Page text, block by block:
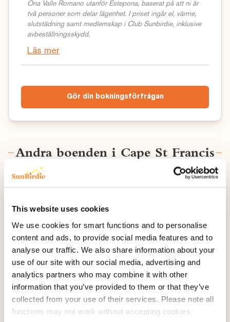
This website uses cookies
We use cookies for smart functions and to personalise
content and ads, to provide social media features and to
analyse our traffic. We also share information about your
use of our site with our social media, advertising and
analytics partners who may combine it with other
information that you’ve provided to them or that they’ve
collected from your use of their services. Please note all
functions may not work without accepting cookies.
Ona Valle Romano utanför Estepona, baserat på att ni är
två personer som delar lägenhet. I priset ingår el, värme,
slutstädning samt medlemskap i Club Sunbirdie, inklusive
avbeställningsskydd.
Läs mer
Gör din bokningsförfrågan
Andra boenden i Cape St Francis